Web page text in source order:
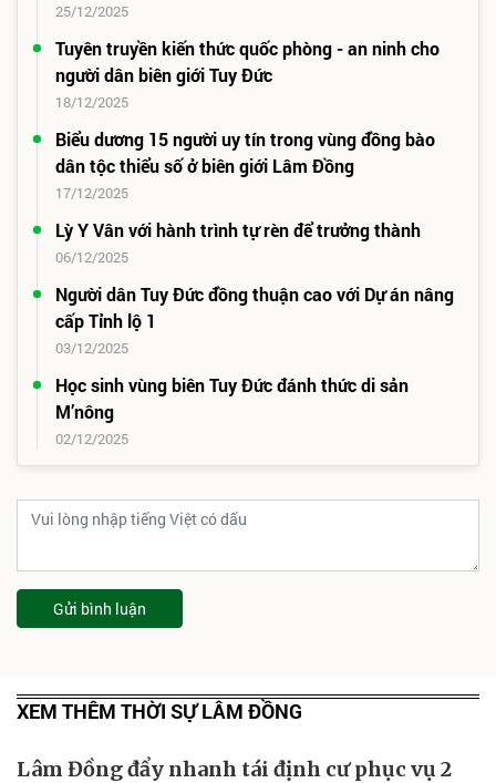
25/12/2025
Tuyên truyền kiến thức quốc phòng - an ninh cho
người dân biên giới Tuy Đức
18/12/2025
Biểu dương 15 người uy tín trong vùng đồng bào
dân tộc thiểu số ở biên giới Lâm Đồng
17/12/2025
Lỳ Y Vân với hành trình tự rèn để trưởng thành
06/12/2025
Người dân Tuy Đức đồng thuận cao với Dự án nâng
cấp Tỉnh lộ 1
03/12/2025
Học sinh vùng biên Tuy Đức đánh thức di sản
M’nông
02/12/2025
Gửi bình luận
XEM THÊM THỜI SỰ LÂM ĐỒNG
Lâm Đồng đẩy nhanh tái định cư phục vụ 2